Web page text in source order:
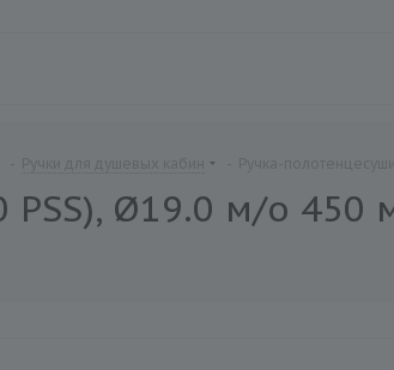
Ø19.0 м/о 450